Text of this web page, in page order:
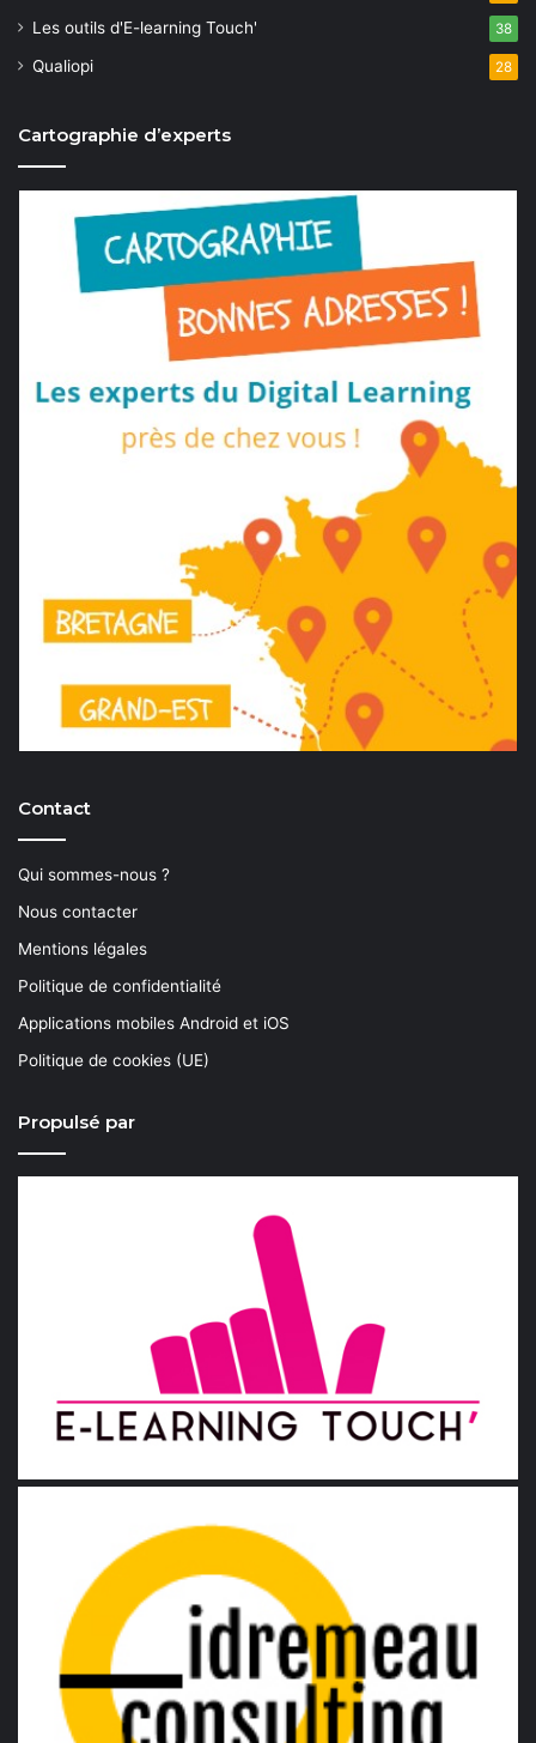
Les outils d'E-learning Touch' 38
Qualiopi 28
Cartographie d’experts
Contact
Qui sommes-nous ?
Nous contacter
Mentions légales
Politique de confidentialité
Applications mobiles Android et iOS
Politique de cookies (UE)
Propulsé par